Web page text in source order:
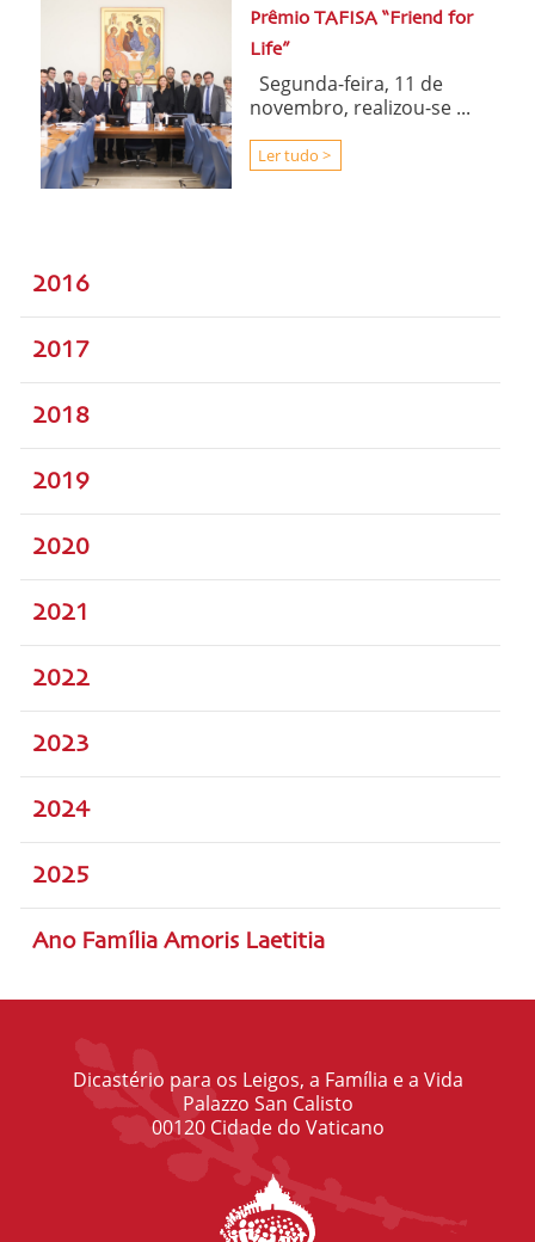
Prêmio TAFISA “Friend for
Life”
Segunda-feira, 11 de
novembro, realizou-se ...
Ler tudo >
2016
2017
2018
2019
2020
2021
2022
2023
2024
2025
Ano Família Amoris Laetitia
Dicastério para os Leigos, a Família e a Vida
Palazzo San Calisto
00120 Cidade do Vaticano